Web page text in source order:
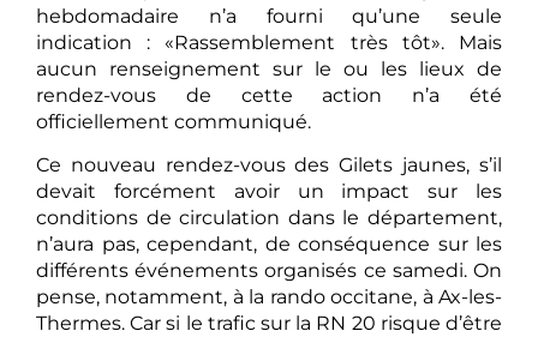
hebdomadaire n’a fourni qu’une seule
indication : «Rassemblement très tôt». Mais
aucun renseignement sur le ou les lieux de
rendez-vous de cette action n’a été
officiellement communiqué.
Ce nouveau rendez-vous des Gilets jaunes, s’il
devait forcément avoir un impact sur les
conditions de circulation dans le département,
n’aura pas, cependant, de conséquence sur les
différents événements organisés ce samedi. On
pense, notamment, à la rando occitane, à Ax-les-
Thermes. Car si le trafic sur la RN 20 risque d’être